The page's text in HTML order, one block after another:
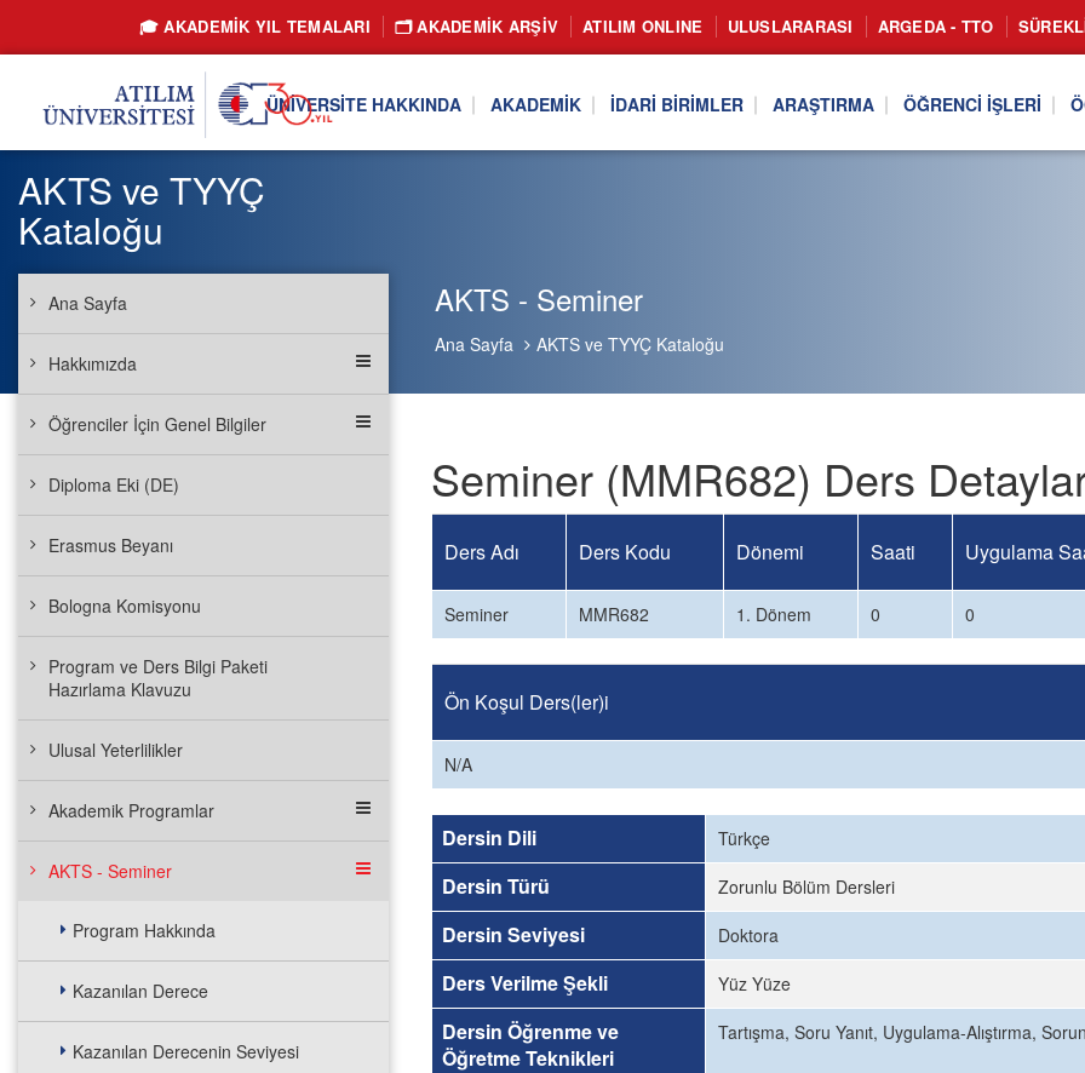
🎓 AKADEMİK YIL TEMALARI 🗂️ AKADEMIK ARŞIV ATILIM ONLINE ULUSLARARASI ARGEDA - TTO
ÜNIVERSITE HAKKINDA AKADEMIK İDARI BIRIMLER ARAŞTIRMA ÖĞRENCI İŞLERI
AKTS - Seminer
Ana Sayfa AKTS ve TYYÇ Kataloğu
AKTS ve TYYÇ
Kataloğu
Ana Sayfa
Hakkımızda
Öğrenciler İçin Genel Bilgiler
Diploma Eki (DE)
Erasmus Beyanı
Bologna Komisyonu
Program ve Ders Bilgi Paketi
Hazırlama Klavuzu
Ulusal Yeterlilikler
Akademik Programlar
AKTS - Seminer
Program Hakkında
Kazanılan Derece
Kazanılan Derecenin Seviyesi
Seminer (MMR682) Ders
Ders Adı Ders Kodu Dönemi Saati Uygulama
Seminer MMR682 1. Dönem 0 0
Ön Koşul Ders(ler)i
N/A
Dersin Dili Türkçe
Dersin Türü Zorunlu Bölüm Dersleri
Dersin Seviyesi Doktora
Ders Verilme Şekli Yüz Yüze
Dersin Öğrenme ve
Öğretme Teknikleri
Tartışma, Soru Yanıt, Uygulama-Alıştırma,